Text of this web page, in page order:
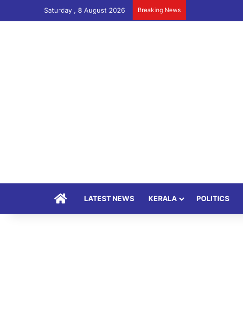
Saturday , 8 August 2026 Breaking News
HomeLATEST NEWS KERALA POLITICS